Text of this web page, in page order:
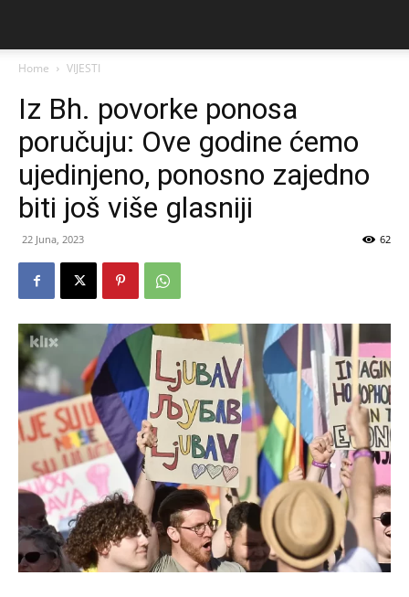
Home VIJESTI
Iz Bh. povorke ponosa
poručuju: Ove godine ćemo
ujedinjeno, ponosno zajedno
biti još više glasniji
22 Juna, 2023 62